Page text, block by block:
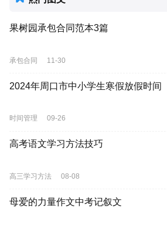
果树园承包合同范本3篇
承包合同 11-30
2024年周口市中小学生寒假放假时间
时间管理 09-26
高考语文学习方法技巧
高三学习方法 08-08
母爱的力量作文中考记叙文